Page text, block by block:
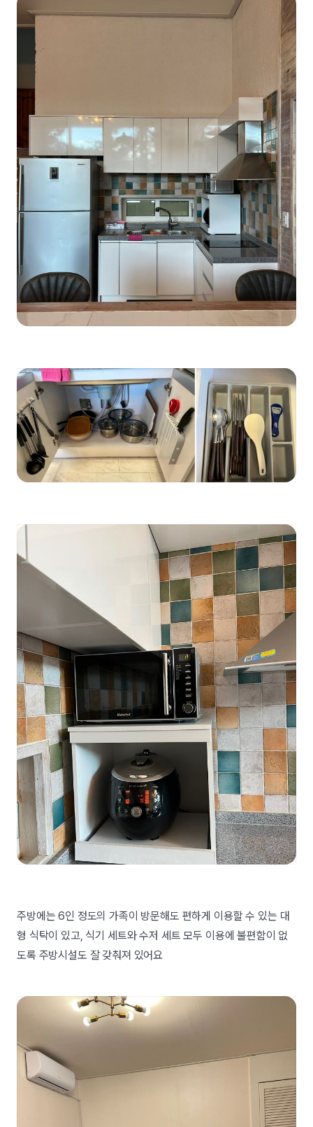
주방에는 6인 정도의 가족이 방문해도 편하게 이용할 수 있는 대
형 식탁이 있고, 식기 세트와 수저 세트 모두 이용에 불편함이 없
도록 주방시설도 잘 갖춰져 있어요